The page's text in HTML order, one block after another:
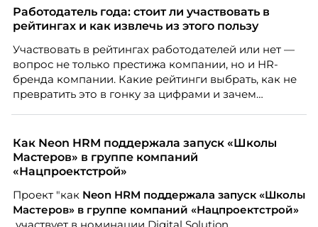
Работодатель года: стоит ли участвовать в
рейтингах и как извлечь из этого пользу
Участвовать в рейтингах работодателей или нет —
вопрос не только престижа компании, но и HR-
бренда компании. Какие рейтинги выбрать, как не
превратить это в гонку за цифрами и зачем
Чеснокова, HR-директор Right line.
Как Neon HRM поддержала запуск «Школы
Мастеров» в группе компаний
«Нацпроектстрой»
Проект "как Neon HRM поддержала запуск «Школы
Мастеров» в группе компаний «Нацпроектстрой»
участвует в номинации Digital Solution